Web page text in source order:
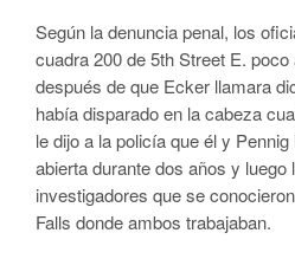
Según la denuncia penal, los
cuadra 200 de 5th Street E.
después de que Ecker llamara
había disparado en la cabeza
le dijo a la policía que él y
abierta durante dos años y luego
investigadores que se
Falls donde ambos trabajaban.